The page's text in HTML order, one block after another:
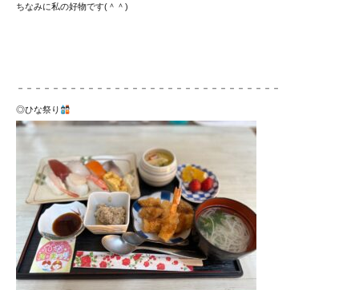
ちなみに私の好物です(＾＾)
－－－－－－－－－－－－－－－－－－－－－－－－－－－－－－
◎ひな祭り